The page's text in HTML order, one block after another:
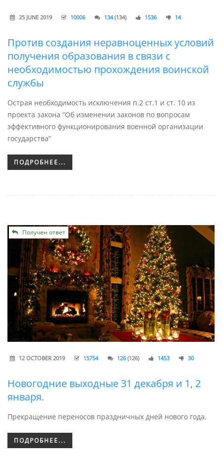
25 JUNE 2019 10006 134 (134) 1536 14
Против создания неравноценных условий
получения образования в связи с
необходимостью прохождения воинской
службы
Острая необходимость исключения п.2 ст.1 и ст. 10 из
проекта закона “Об изменении законов по вопросам
эффективного функционирования военной организации
государства”
ПОДРОБНЕЕ...
Получен ответ
12 OCTOBER 2019 15754 126 (126) 1453 30
Новогодние выходные 31 декабря и 1, 2
января.
Прекращение переносов праздничных дней нового года.
ПОДРОБНЕЕ...